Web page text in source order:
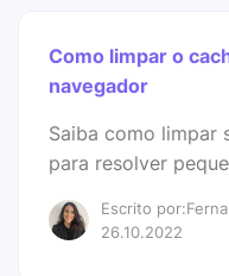
Como limpar o
navegador
Saiba como limpar
para resolver
Escrito
26.10.2022